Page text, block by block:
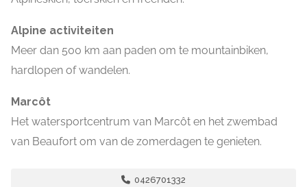
Alpine activiteiten
Meer dan 500 km aan paden om te mountainbiken,
hardlopen of wandelen.
Marcôt
Het watersportcentrum van Marcôt en het zwembad
van Beaufort om van de zomerdagen te genieten.
0426701332